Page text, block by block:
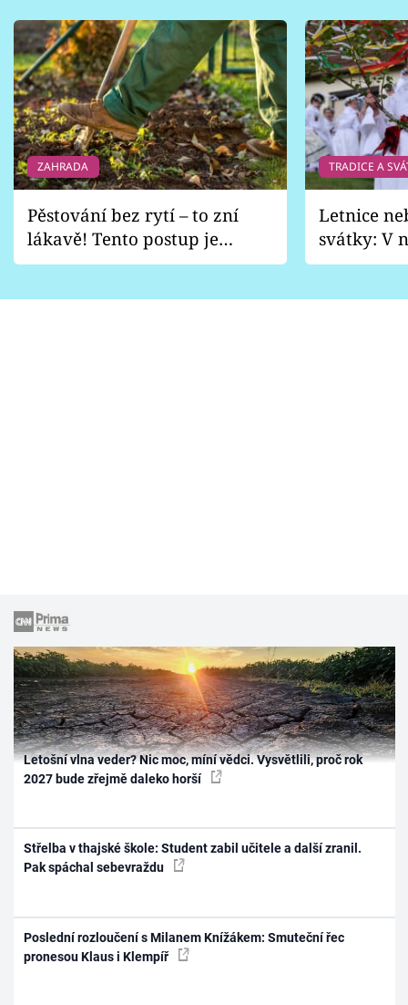
ZAHRADA
Pěstování bez rytí – to zní
lákavě! Tento postup je
vhodný jen pro některé
TRADICE A
Letnice
svátky: V
pondělí
Letošní vlna veder? Nic moc, míní vědci. Vysvětlili, proč rok
2027 bude zřejmě daleko horší
Střelba v thajské škole: Student zabil učitele a další zranil.
Pak spáchal sebevraždu
Poslední rozloučení s Milanem Knížákem: Smuteční řec
pronesou Klaus i Klempíř